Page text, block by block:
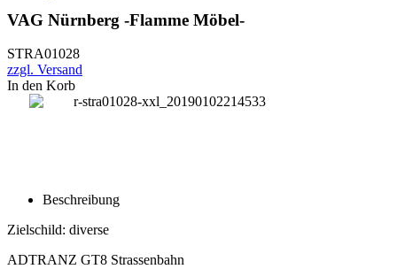
VAG Nürnberg -Flamme Möbel-
STRA01028
zzgl. Versand
In den Korb
Beschreibung
Zielschild: diverse
ADTRANZ GT8 Strassenbahn